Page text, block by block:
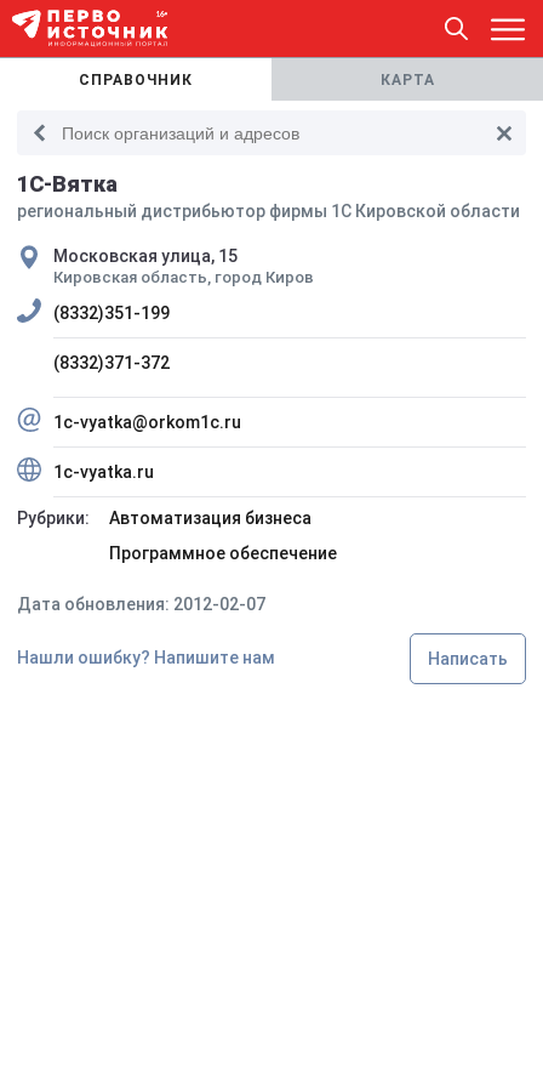
СПРАВОЧНИК КАРТА
1С-Вятка
региональный дистрибьютор фирмы 1С Кировской области
Московская улица, 15
Кировская область, город Киров
(8332)351-199
(8332)371-372
1c-vyatka@orkom1c.ru
1c-vyatka.ru
Рубрики:
Автоматизация бизнеса
Программное обеспечение
Дата обновления: 2012-02-07
Нашли ошибку? Напишите нам Написать